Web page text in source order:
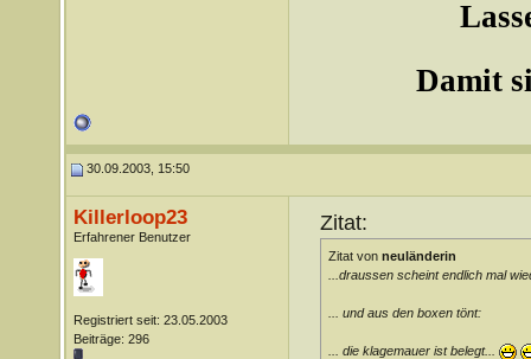
Damit
30.09.2003, 15:50
Killerloop23
Erfahrener Benutzer
Registriert seit: 23.05.2003
Beiträge: 296
Zitat:
Zitat von neuländerin
...draussen scheint endlich mal
... und aus den boxen tönt:
... die klagemauer ist belegt...